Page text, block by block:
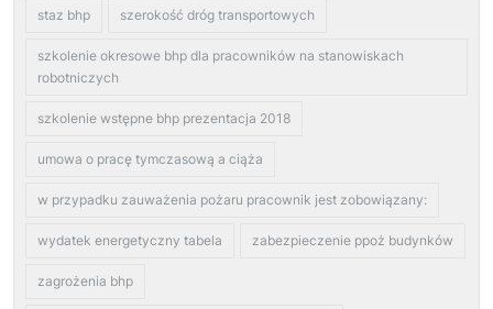
staz bhp szerokość dróg transportowych
szkolenie okresowe bhp dla pracowników na stanowiskach
robotniczych
szkolenie wstępne bhp prezentacja 2018
umowa o pracę tymczasową a ciąża
w przypadku zauważenia pożaru pracownik jest zobowiązany:
wydatek energetyczny tabela zabezpieczenie ppoż budynków
zagrożenia bhp